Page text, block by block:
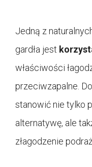
Jedną z
gardła jest
właściwości
przeciwzapalne.
stanowić nie tylko
alternatywę, ale
złagodzenie